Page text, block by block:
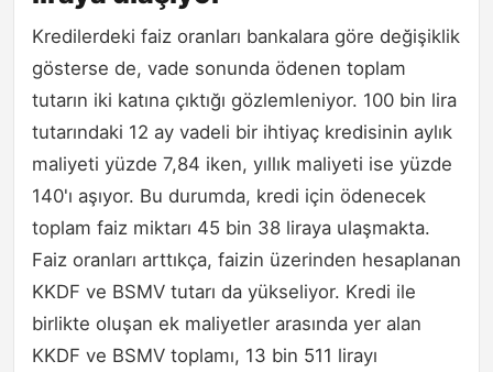
Kredilerdeki faiz oranları bankalara göre değişiklik
gösterse de, vade sonunda ödenen toplam
tutarın iki katına çıktığı gözlemleniyor. 100 bin lira
tutarındaki 12 ay vadeli bir ihtiyaç kredisinin aylık
maliyeti yüzde 7,84 iken, yıllık maliyeti ise yüzde
140'ı aşıyor. Bu durumda, kredi için ödenecek
toplam faiz miktarı 45 bin 38 liraya ulaşmakta.
Faiz oranları arttıkça, faizin üzerinden hesaplanan
KKDF ve BSMV tutarı da yükseliyor. Kredi ile
birlikte oluşan ek maliyetler arasında yer alan
KKDF ve BSMV toplamı, 13 bin 511 lirayı